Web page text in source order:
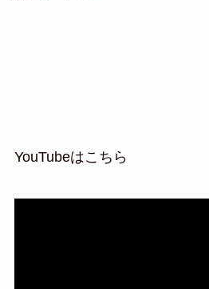
YouTubeはこちら